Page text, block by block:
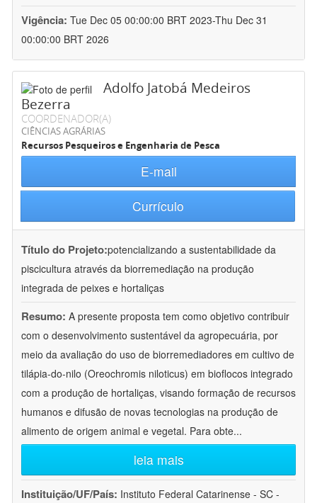
Vigência: Tue Dec 05 00:00:00 BRT 2023-Thu Dec 31
00:00:00 BRT 2026
Adolfo Jatobá Medeiros
Bezerra
COORDENADOR(A)
CIÊNCIAS AGRÁRIAS
Recursos Pesqueiros e Engenharia de Pesca
E-mail
Currículo
Título do Projeto:potencializando a sustentabilidade da
piscicultura através da biorremediação na produção
integrada de peixes e hortaliças
Resumo: A presente proposta tem como objetivo contribuir
com o desenvolvimento sustentável da agropecuária, por
meio da avaliação do uso de biorremediadores em cultivo de
tilápia-do-nilo (Oreochromis niloticus) em bioflocos integrado
com a produção de hortaliças, visando formação de recursos
humanos e difusão de novas tecnologias na produção de
alimento de origem animal e vegetal. Para obte...
leia mais
Instituição/UF/País: Instituto Federal Catarinense - SC -